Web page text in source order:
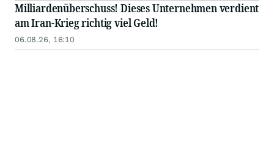
Milliardenüberschuss! Dieses Unternehmen verdient
am Iran-Krieg richtig viel Geld!
06.08.26, 16:10